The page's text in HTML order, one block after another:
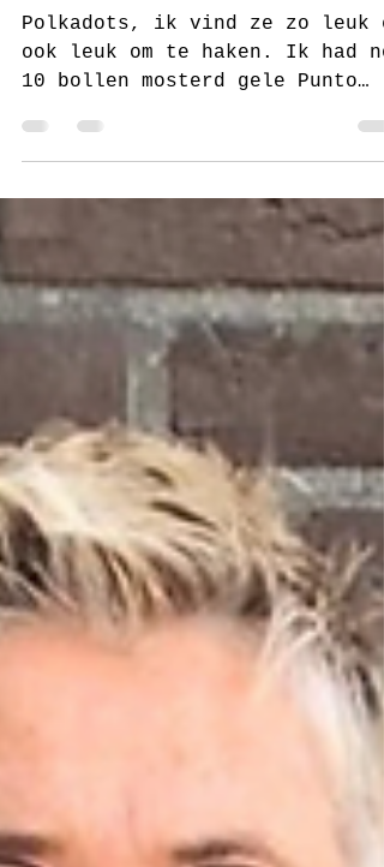
Haakpatroon vest
Vera van juf Sas
Polkadots, ik vind ze zo leuk
ook leuk om te haken. Ik had
liggen en van vest Romy had ik